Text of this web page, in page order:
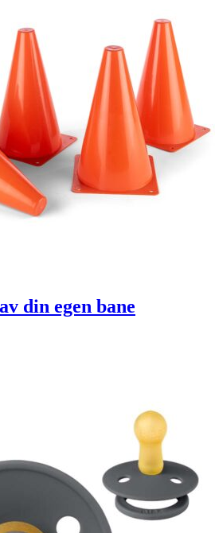
din egen bane